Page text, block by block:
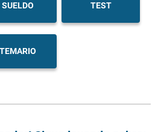
SUELDO TEST
TEMARIO